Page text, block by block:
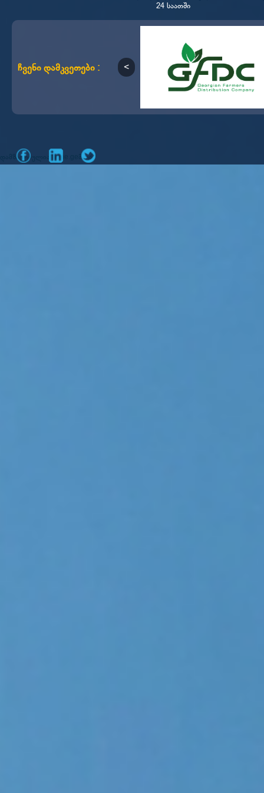
24 საათში
ჩვენი დამკვეთები :
დამზადებულია mone.ge მიერ